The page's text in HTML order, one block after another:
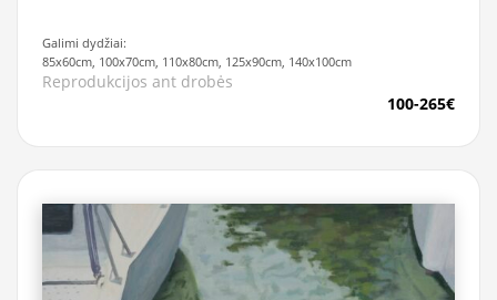
Galimi dydžiai:
85x60cm, 100x70cm, 110x80cm, 125x90cm, 140x100cm
Reprodukcijos ant drobės
100-265€